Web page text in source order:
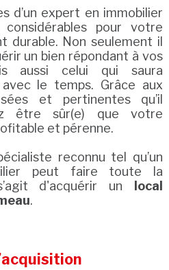
d’un expert en immobilier
pour votre
durable. Non seulement il
un bien répondant à vos
aussi celui qui saura
le temps. Grâce aux
et pertinentes qu’il
être sûr(e) que votre
et pérenne.
reconnu tel qu’un
peut faire toute la
d'acquérir un
local
.